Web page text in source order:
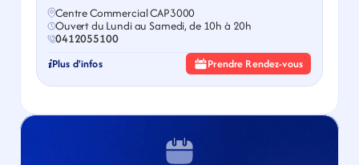
Centre Commercial CAP3000
Ouvert du Lundi au Samedi, de 10h à 20h
0412055100
Plus d'infos Prendre Rendez-vous